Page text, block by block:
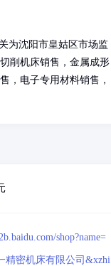
为沈阳市皇姑区市场监
削机床销售，金属成形
，电子专用材料销售，
shop?name=
精密机床有限公司&xzhi